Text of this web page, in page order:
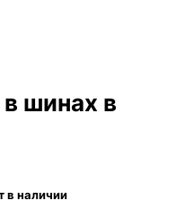
шинах в
в наличии